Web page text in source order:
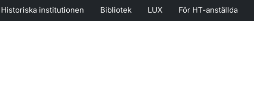
Historiska institutionen Bibliotek LUX För HT-anställda